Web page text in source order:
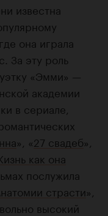
известна
она играла
За эту роль
«Эмми» —
академии
в сериале,
», «27 свадеб»,
как она
послужила
страсти»,
высокий